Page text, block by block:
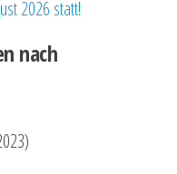
2026 statt!
nach